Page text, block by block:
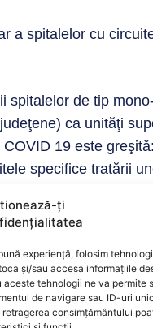
ți
experiență, folosim
și/sau accesa informațiile
tehnologii ne va permite
de navigare sau ID-uri
consimțământului
a spitalelor cu
spitalelor de tip
ca unităţi
COVID 19 este
specifice tratării
doar spitalele
Soluţia cea
că o constituie
regiune, a unor